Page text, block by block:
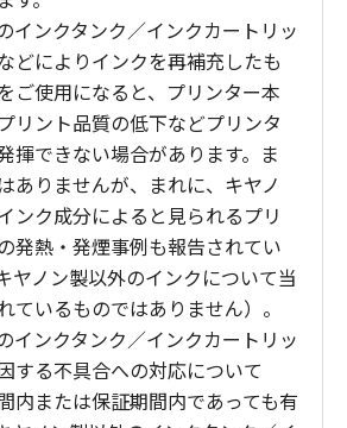
インクタンク／インクカートリッ
どによりインクを再補充したも
ご使用になると、プリンター本
リント品質の低下などプリンタ
揮できない場合があります。ま
ありませんが、まれに、キヤノ
ンク成分によると見られるプリ
発熱・発煙事例も報告されてい
ヤノン製以外のインクについて当
ているものではありません）。
インクタンク／インクカートリッ
する不具合への対応について
内または保証期間内であっても有